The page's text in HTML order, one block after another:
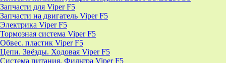
Запчасти для Viper F5
Запчасти на двигатель Viper F5
Электрика Viper F5
Тормозная система Viper F5
Обвес. пластик Viper F5
Цепи. Звёзды. Ходовая Viper F5
Система питания. Фильтра Viper F5